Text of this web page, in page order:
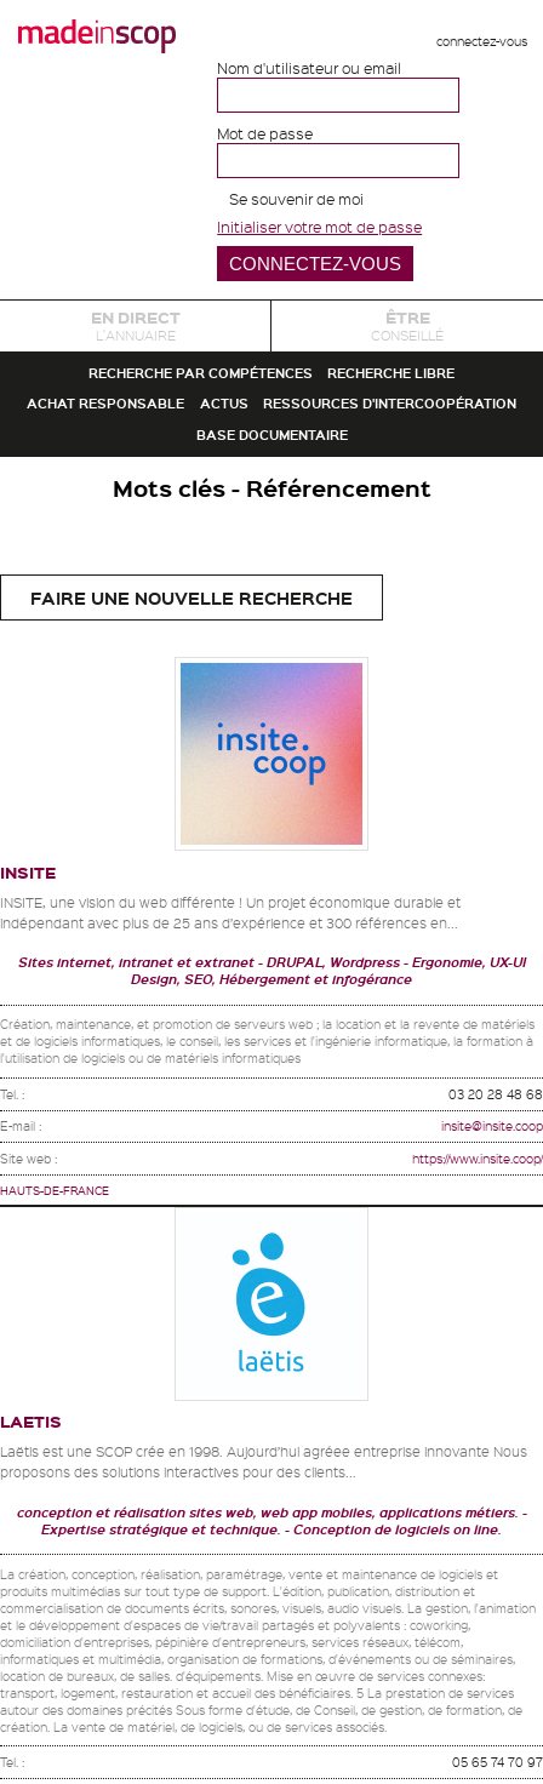
connectez-vous
Nom d'utilisateur ou email
Mot de passe
Se souvenir de moi
Initialiser votre mot de passe
EN DIRECT
L'ANNUAIRE
ÊTRE
CONSEILLÉ
RECHERCHE PAR COMPÉTENCES
RECHERCHE LIBRE
ACHAT RESPONSABLE
ACTUS
RESSOURCES D'INTERCOOPÉRATION
BASE DOCUMENTAIRE
Mots clés - Référencement
FAIRE UNE NOUVELLE RECHERCHE
INSITE
INSITE, une vision du web différente ! Un projet économique durable et
indépendant avec plus de 25 ans d’expérience et 300 références en...
Sites internet, intranet et extranet DRUPAL, Wordpress
Ergonomie, UX-UI
Design, SEO, Hébergement et infogérance
Création, maintenance, et promotion de serveurs web ; la location et la revente de matériels
et de logiciels informatiques, le conseil, les services et l'ingénierie informatique, la formation à
l'utilisation de logiciels ou de matériels informatiques
Tel. : 03 20 28 48 68
E-mail : insite@insite.coop
Site web : https://www.insite.coop/
HAUTS-DE-FRANCE
LAETIS
Laëtis est une SCOP crée en 1998. Aujourd’hui agréee entreprise innovante Nous
proposons des solutions interactives pour des clients...
conception et réalisation sites web, web app mobiles, applications métiers.
Expertise stratégique et technique.
Conception de logiciels on line.
La création, conception, réalisation, paramétrage, vente et maintenance de logiciels et
produits multimédias sur tout type de support. L'édition, publication, distribution et
commercialisation de documents écrits, sonores, visuels, audio visuels. La gestion, l'animation
et le développement d'espaces de vie/travail partagés et polyvalents : coworking,
domiciliation d'entreprises, pépinière d'entrepreneurs, services réseaux, télécom,
informatiques et multimédia, organisation de formations, d'événements ou de séminaires,
location de bureaux, de salles. d'équipements. Mise en œuvre de services connexes:
transport, logement, restauration et accueil des bénéficiaires. 5 La prestation de services
autour des domaines précités Sous forme d'étude, de Conseil, de gestion, de formation, de
création. La vente de matériel, de logiciels, ou de services associés.
Tel. : 05 65 74 70 97